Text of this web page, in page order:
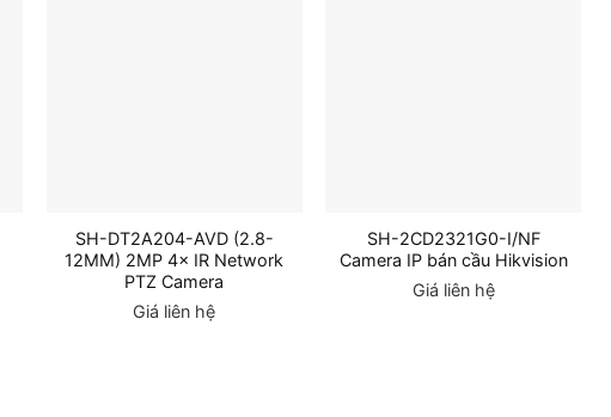
SH-DT2A204-AVD (2.8-
12MM) 2MP 4× IR Network
PTZ Camera
Giá liên hệ
SH-2CD2321G0-I/NF
Camera IP bán cầu Hikvision
Giá liên hệ